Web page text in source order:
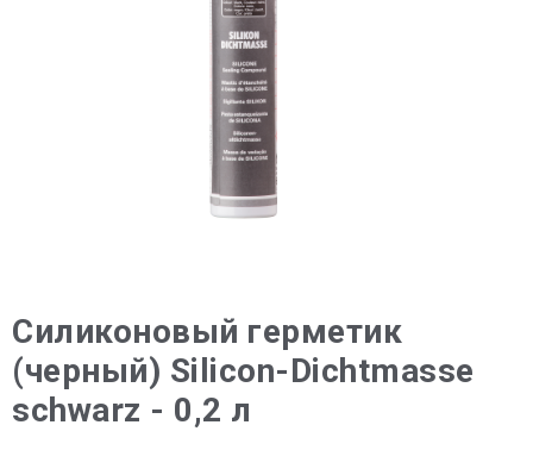
Силиконовый герметик
(черный) Silicon-Dichtmasse
schwarz - 0,2 л